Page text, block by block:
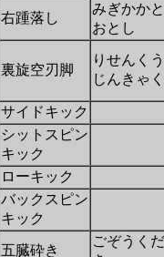
右踵落し
みぎかかと
おとし
裏旋空刃脚
りせんくう
じんきゃく
サイドキック
シットスピン
キック
ローキック
バックスピン
キック
五臓砕き
ごぞうくだ